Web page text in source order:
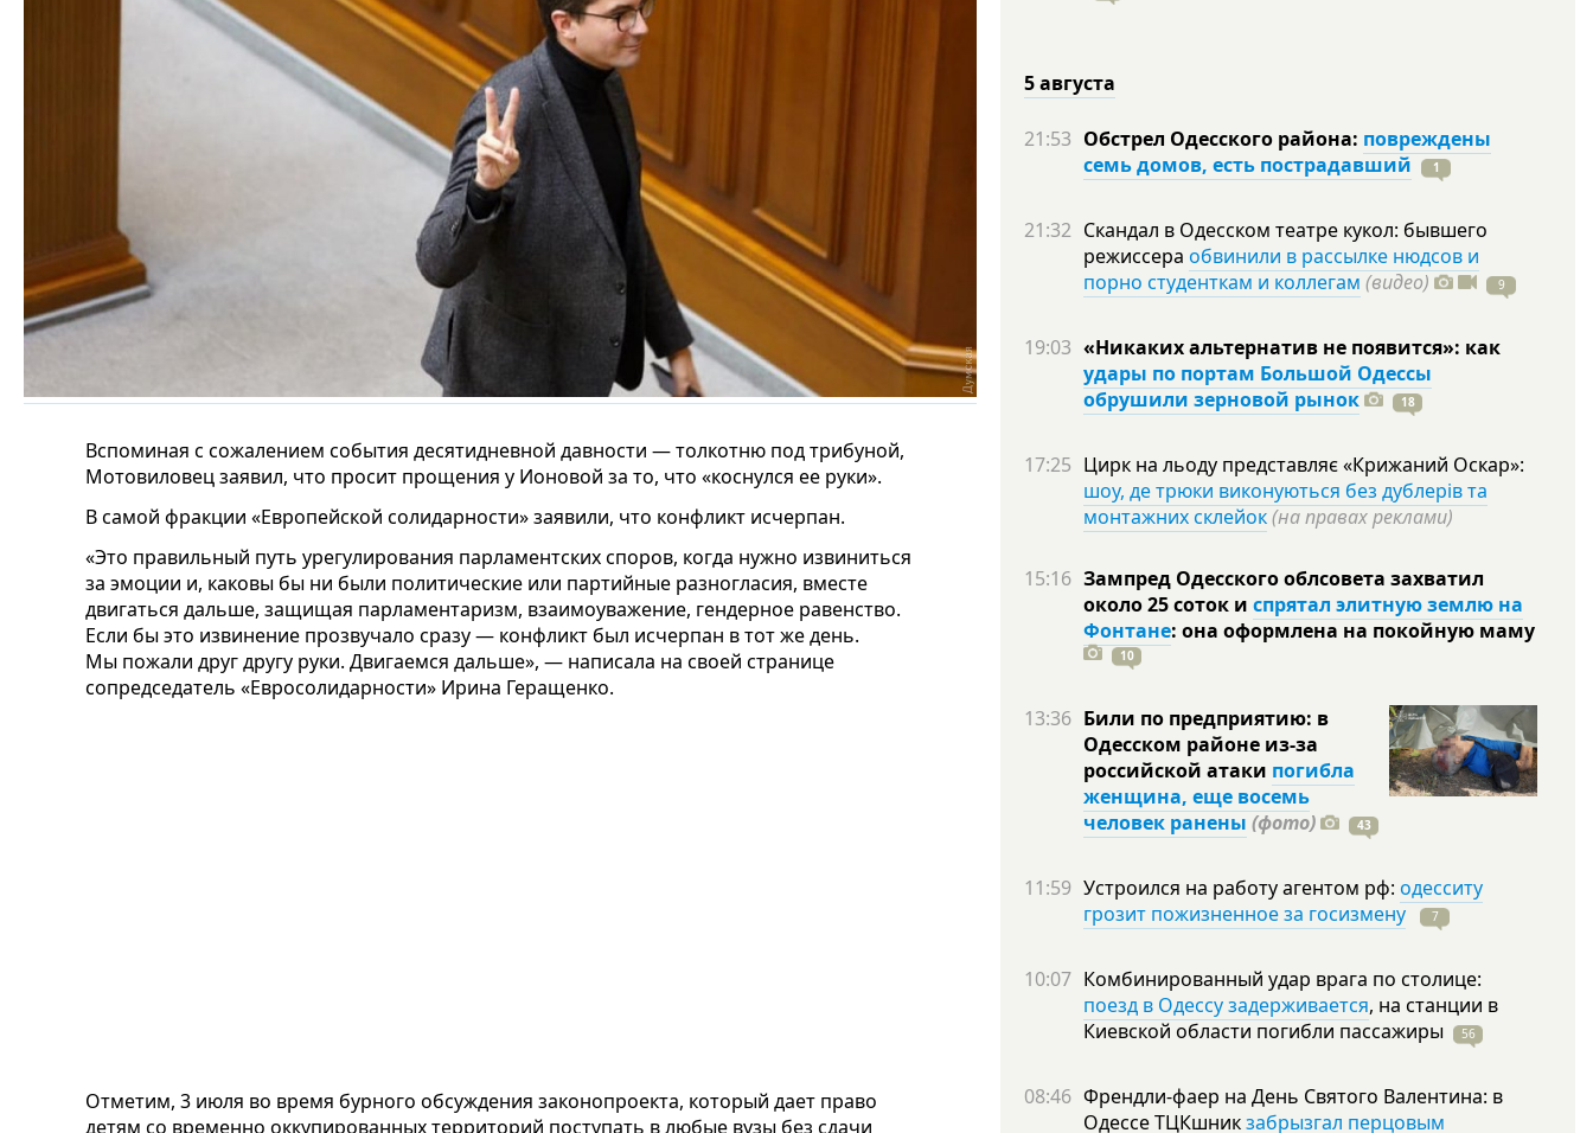
Вспоминая с сожалением события десятидневной давности — толкотню под трибуной,
Мотовиловец заявил, что просит прощения у Ионовой за то, что «коснулся ее руки».
В самой фракции «Европейской солидарности» заявили, что конфликт исчерпан.
«Это правильный путь урегулирования парламентских споров, когда нужно извиниться
за эмоции и, каковы бы ни были политические или партийные разногласия, вместе
двигаться дальше, защищая парламентаризм, взаимоуважение, гендерное равенство.
Если бы это извинение прозвучало сразу — конфликт был исчерпан в тот же день.
Мы пожали друг другу руки. Двигаемся дальше», — написала на своей странице
сопредседатель «Евросолидарности» Ирина Геращенко.
Отметим, 3 июля во время бурного обсуждения законопроекта, который дает право
детям со временно оккупированных территорий поступать в любые вузы без сдачи
5 августа
21:53 Обстрел Одесского района: повреждены
семь домов, есть пострадавший
1
21:32 Скандал в Одесском театре кукол: бывшего
режиссера обвинили в рассылке нюдсов и
порно студенткам и коллегам (видео) 9
19:03 «Никаких альтернатив не появится»: как
удары по портам Большой Одессы
обрушили зерновой рынок
18
17:25 Цирк на льоду представляє «Крижаний Оскар»:
шоу, де трюки виконуються без дублерів та
монтажних склейок(на правах реклами)
15:16 Зампред Одесского облсовета захватил
около 25 соток и спрятал элитную землю на
Фонтане: она оформлена на покойную маму
10
13:36 Били по предприятию: в
Одесском районе из-за
российской атаки погибла
женщина, еще восемь
человек ранены (фото) 43
11:59 Устроился на работу агентом рф: одесситу
грозит пожизненное за госизмену
7
10:07 Комбинированный удар врага по столице:
поезд в Одессу задерживается, на станции в
Киевской области погибли пассажиры 56
08:46 Френдли-фаер на День Святого Валентина: в
Одессе ТЦКшникзабрызгал перцовым